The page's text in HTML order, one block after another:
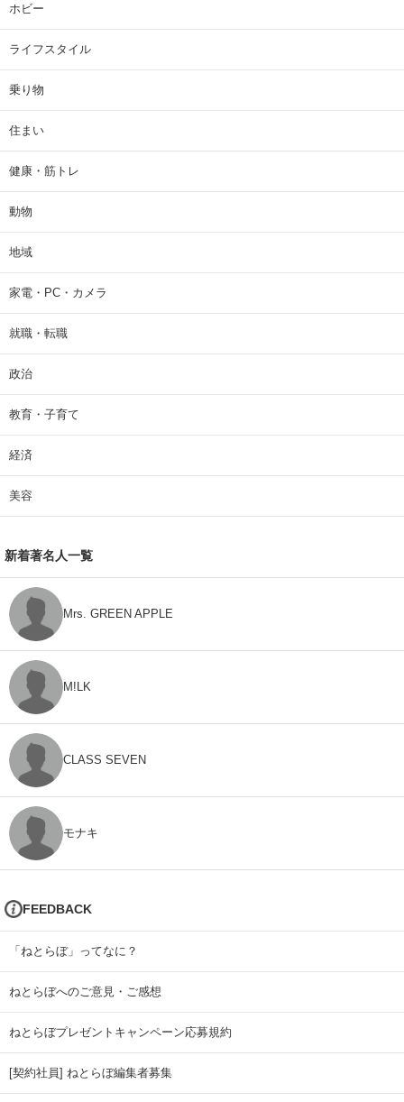
ホビー
ライフスタイル
乗り物
住まい
健康・筋トレ
動物
地域
家電・PC・カメラ
就職・転職
政治
教育・子育て
経済
美容
新着著名人一覧
Mrs. GREEN APPLE
M!LK
CLASS SEVEN
モナキ
FEEDBACK
「ねとらぼ」ってなに？
ねとらぼへのご意見・ご感想
ねとらぼプレゼントキャンペーン応募規約
[契約社員] ねとらぼ編集者募集